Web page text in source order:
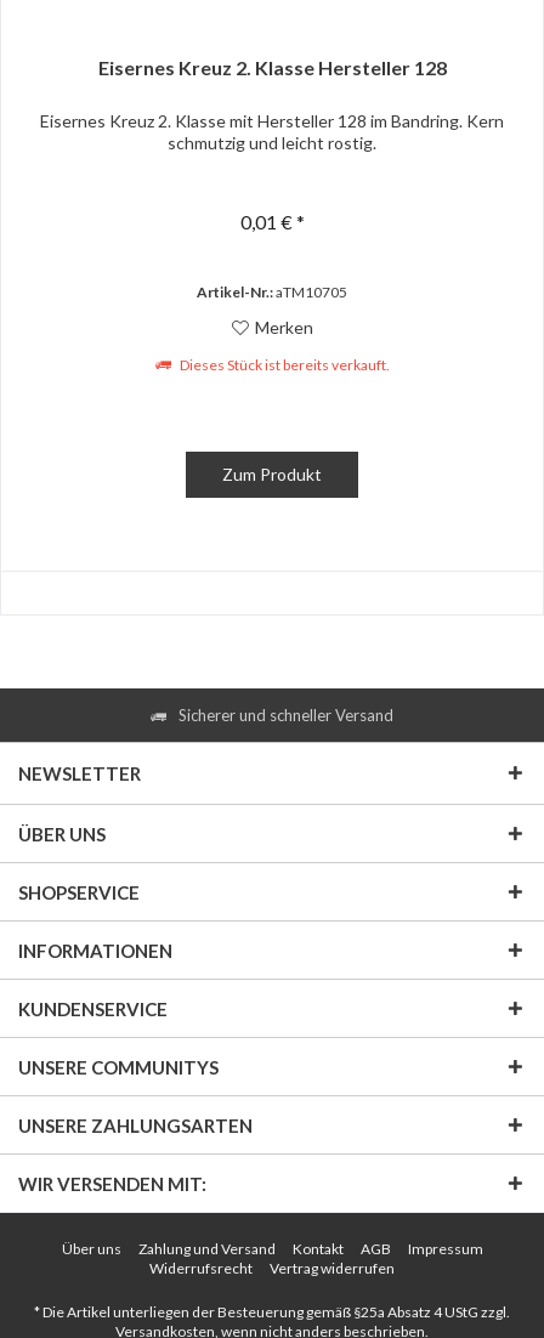
Eisernes Kreuz 2. Klasse Hersteller 128
Eisernes Kreuz 2. Klasse mit Hersteller 128 im Bandring. Kern
schmutzig und leicht rostig.
0,01 € *
Artikel-Nr.:aTM10705
Merken
Dieses Stück ist bereits verkauft.
Zum Produkt
Sicherer und schneller Versand
NEWSLETTER
ÜBER UNS
SHOPSERVICE
INFORMATIONEN
KUNDENSERVICE
UNSERE COMMUNITYS
UNSERE ZAHLUNGSARTEN
WIR VERSENDEN MIT:
Über uns Zahlung und Versand Kontakt AGB
Impressum
Widerrufsrecht
Vertrag widerrufen
* Die Artikel unterliegen der Besteuerung gemäß §25a Absatz 4 UStG zzgl.
Versandkosten , wenn nicht anders beschrieben.